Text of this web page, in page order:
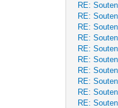
RE:
RE:
RE:
RE:
RE:
RE:
RE:
RE:
RE:
RE: